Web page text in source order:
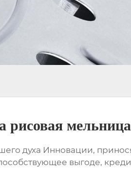
рисовая мельница
духа Инновации,
выгоде,